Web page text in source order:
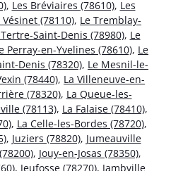
, Les Bréviaires (78610), Les
Vésinet (78110), Le Tremblay-
Saint-Denis (78980), Le
Perray-en-Yvelines (78610), Le
Denis (78320), Le Mesnil-le-
(78440), La Villeneuve-en-
(78320), La Queue-les-
(78113), La Falaise (78410),
, La Celle-les-Bordes (78720),
, Juziers (78820), Jumeauville
, Jouy-en-Josas (78350),
, Jeufosse (78270), Jambville